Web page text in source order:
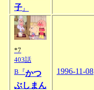
子 』
*7
403話
B『かつ
ぶしまん
1996-11-08